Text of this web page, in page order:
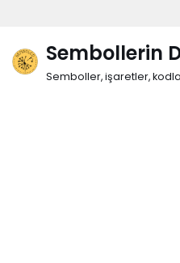
İçeriğe
geç
Sembollerin
Semboller, işaretler,